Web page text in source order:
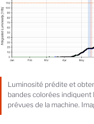
Luminosité prédite et
bandes colorées indiquent
prévues de la machine.